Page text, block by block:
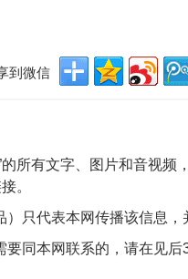
到微信
所有文字、图片和音视
。
）只代表本网传播该信息
同本网联系的，请在见后